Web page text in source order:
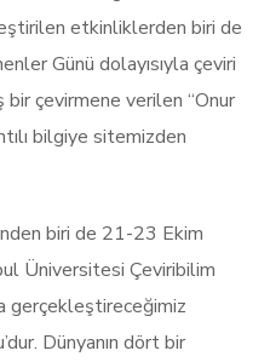
etkinliklerden biri de
Günü dolayısıyla çeviri
bir çevirmene verilen “Onur
bilgiye sitemizden
biri de 21-23 Ekim
Üniversitesi Çeviribilim
gerçekleştireceğimiz
Dünyanın dört bir